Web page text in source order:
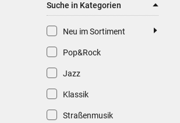
Suche in Kategorien
Neu im Sortiment
Pop&Rock
Jazz
Klassik
Straßenmusik